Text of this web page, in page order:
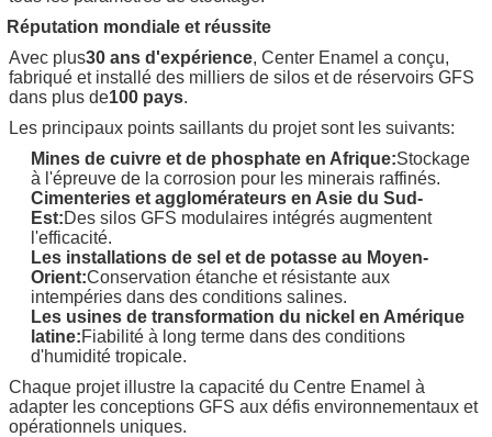
Réputation mondiale et réussite
Avec plus30 ans d'expérience, Center Enamel a conçu,
fabriqué et installé des milliers de silos et de réservoirs GFS
dans plus de100 pays.
Les principaux points saillants du projet sont les suivants:
Mines de cuivre et de phosphate en Afrique:Stockage
à l'épreuve de la corrosion pour les minerais raffinés.
Cimenteries et agglomérateurs en Asie du Sud-
Est:Des silos GFS modulaires intégrés augmentent
l'efficacité.
Les installations de sel et de potasse au Moyen-
Orient:Conservation étanche et résistante aux
intempéries dans des conditions salines.
Les usines de transformation du nickel en Amérique
latine:Fiabilité à long terme dans des conditions
d'humidité tropicale.
Chaque projet illustre la capacité du Centre Enamel à
adapter les conceptions GFS aux défis environnementaux et
opérationnels uniques.